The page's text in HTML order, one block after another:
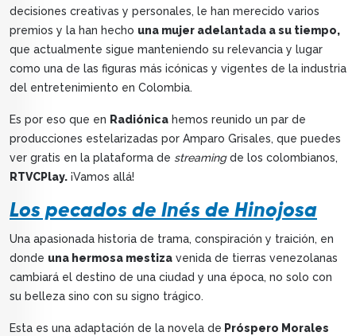
decisiones creativas y personales, le han merecido varios
premios y la han hecho una mujer adelantada a su tiempo,
que actualmente sigue manteniendo su relevancia y lugar
como una de las figuras más icónicas y vigentes de la industria
del entretenimiento en Colombia.
Es por eso que en Radiónica hemos reunido un par de
producciones estelarizadas por Amparo Grisales, que puedes
ver gratis en la plataforma de streamingde los colombianos,
RTVCPlay. ¡Vamos allá!
Los pecados de Inés de Hinojosa
Una apasionada historia de trama, conspiración y traición, en
donde una hermosa mestiza venida de tierras venezolanas
cambiará el destino de una ciudad y una época, no solo con
su belleza sino con su signo trágico.
Esta es una adaptación de la novela de Próspero Morales